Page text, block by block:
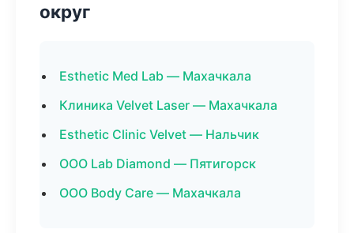
округ
Esthetic Med Lab — Махачкала
Клиника Velvet Laser — Махачкала
Esthetic Clinic Velvet — Нальчик
ООО Lab Diamond — Пятигорск
ООО Body Care — Махачкала